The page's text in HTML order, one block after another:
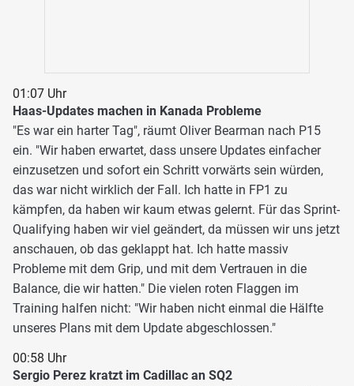
01:07 Uhr
Haas-Updates machen in Kanada Probleme
"Es war ein harter Tag", räumt Oliver Bearman nach P15
ein. "Wir haben erwartet, dass unsere Updates einfacher
einzusetzen und sofort ein Schritt vorwärts sein würden,
das war nicht wirklich der Fall. Ich hatte in FP1 zu
kämpfen, da haben wir kaum etwas gelernt. Für das Sprint-
Qualifying haben wir viel geändert, da müssen wir uns jetzt
anschauen, ob das geklappt hat. Ich hatte massiv
Probleme mit dem Grip, und mit dem Vertrauen in die
Balance, die wir hatten." Die vielen roten Flaggen im
Training halfen nicht: "Wir haben nicht einmal die Hälfte
unseres Plans mit dem Update abgeschlossen."
00:58 Uhr
Sergio Perez kratzt im Cadillac an SQ2